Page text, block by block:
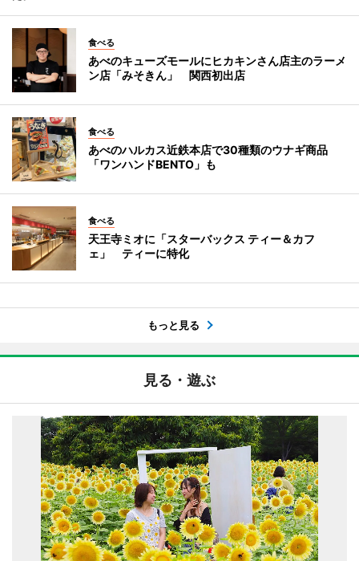
食べる
あべのキューズモールにヒカキンさん店主のラーメ
ン店「みそきん」 関西初出店
食べる
あべのハルカス近鉄本店で30種類のウナギ商品
「ワンハンドBENTO」も
食べる
天王寺ミオに「スターバックス ティー＆カフ
ェ」 ティーに特化
もっと見る
見る・遊ぶ